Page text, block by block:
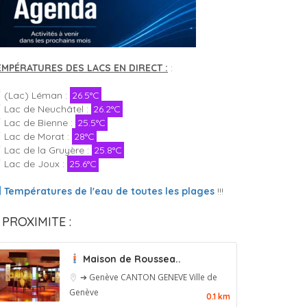
DES LACS EN DIRECT : :
(Lac) Léman : 26.5°C
Lac de Neuchâtel : 26.2°C
Lac de Bienne : 25.5°C
Lac de Morat : 28°C
Lac de la Gruyère : 25.8°C
Lac de Joux : 25.6°C
Températures de l'eau de toutes les plages!!!
:
Maison de Roussea..
➔ Genève CANTON GENEVEVille de
Genève
0.1 km